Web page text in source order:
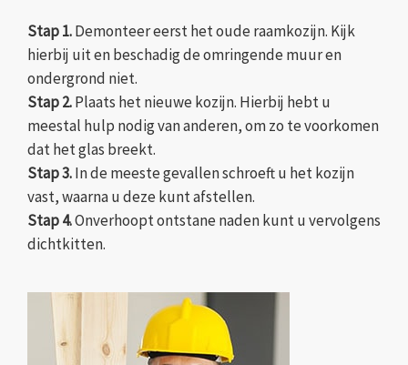
Stap 1.Demonteer eerst het oude raamkozijn. Kijk
hierbij uit en beschadig de omringende muur en
ondergrond niet.
Stap 2.Plaats het nieuwe kozijn. Hierbij hebt u
meestal hulp nodig van anderen, om zo te voorkomen
dat het glas breekt.
Stap 3.In de meeste gevallen schroeft u het kozijn
vast, waarna u deze kunt afstellen.
Stap 4.Onverhoopt ontstane naden kunt u vervolgens
dichtkitten.